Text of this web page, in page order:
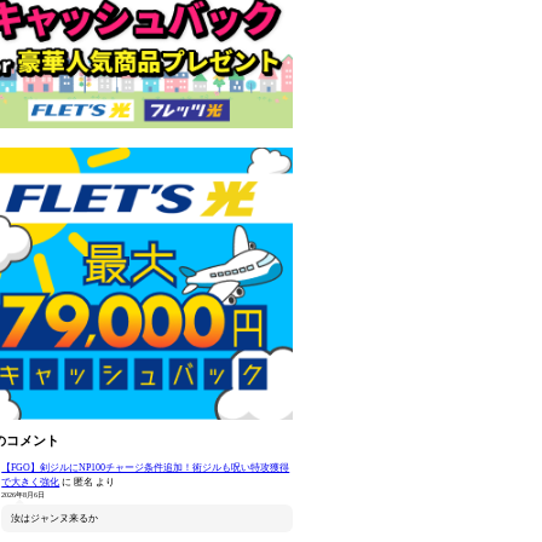
コメント
【FGO】剣ジルにNP100チャージ条件追加！術ジルも呪い特攻獲得
で大きく強化 に 匿名 より
2026年8月6日
汝はジャンヌ来るか